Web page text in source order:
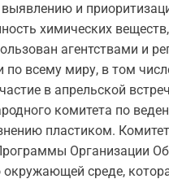
выявлению и
химических
агентствами и
по всему миру, в том
в апрельской
комитета по
пластиком.
Организации
окружающей среде,